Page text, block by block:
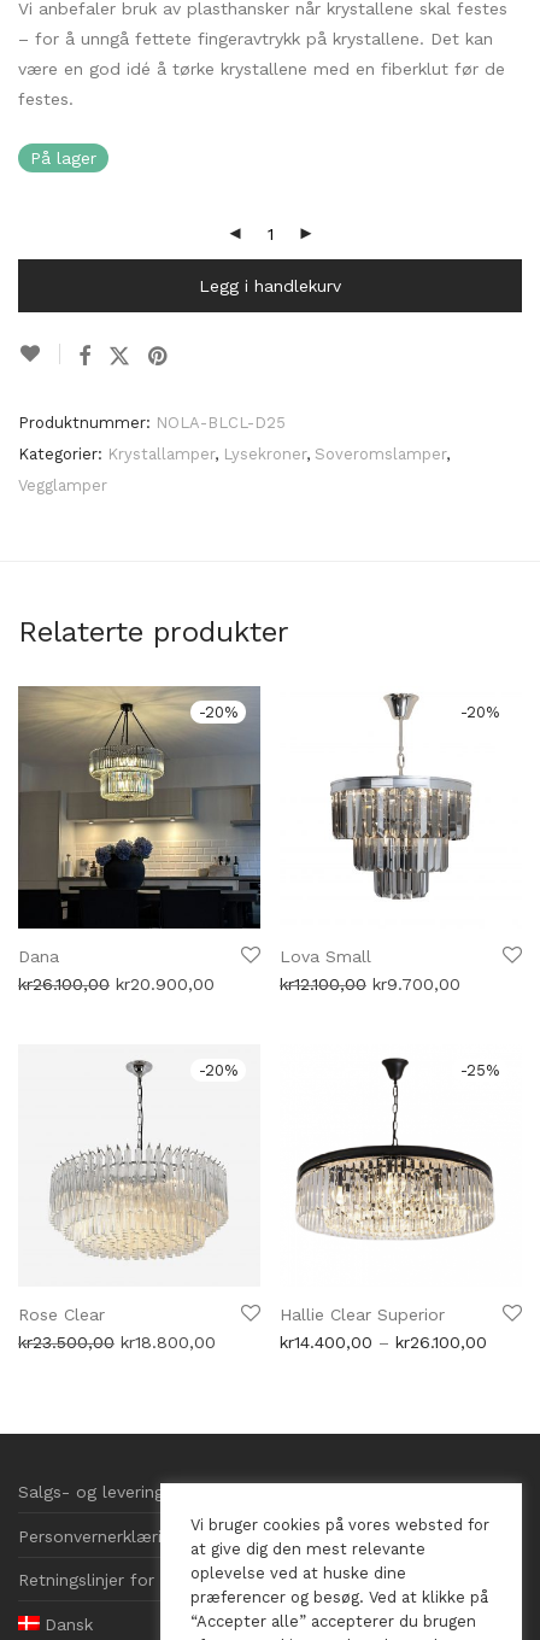
Vi anbefaler bruk av plasthansker når krystallene skal festes
– for å unngå fettete fingeravtrykk på krystallene. Det kan
være en god idé å tørke krystallene med en fiberklut før de
festes.
På lager
Legg i handlekurv
Produktnummer: NOLA-BLCL-D25
Kategorier: Krystallamper, Lysekroner, Soveromslamper,
Vegglamper
Relaterte produkter
-20%
Dana
kr26.100,00 Opprinnelig
kr20.900,00 Nåværende
-20%
Lova Small
kr12.100,00 Opprinnelig
kr9.700,00
-20%
Rose Clear
kr23.500,00 Opprinnelig
kr18.800,00 Nåværende
-25%
Hallie Clear Superior
kr14.400,00 – kr26.100,00
Salgs- og leveringsbetingelser
Personvernerklæring
Retningslinjer for informasjonskapsler
Dansk
Vi bruger cookies på vores websted for
at give dig den mest relevante
oplevelse ved at huske dine
præferencer og besøg. Ved at klikke på
“Accepter alle” accepterer du brugen